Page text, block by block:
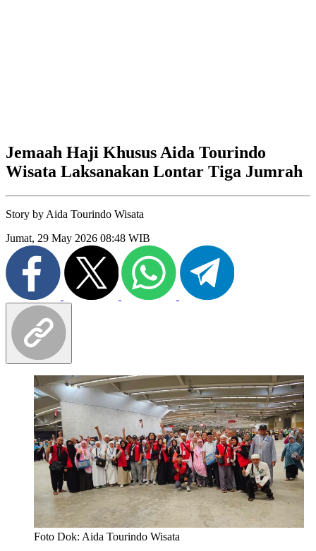
Jemaah Haji Khusus Aida Tourindo
Wisata Laksanakan Lontar Tiga Jumrah
Story by Aida Tourindo Wisata
Jumat, 29 May 2026 08:48 WIB
Foto Dok: Aida Tourindo Wisata